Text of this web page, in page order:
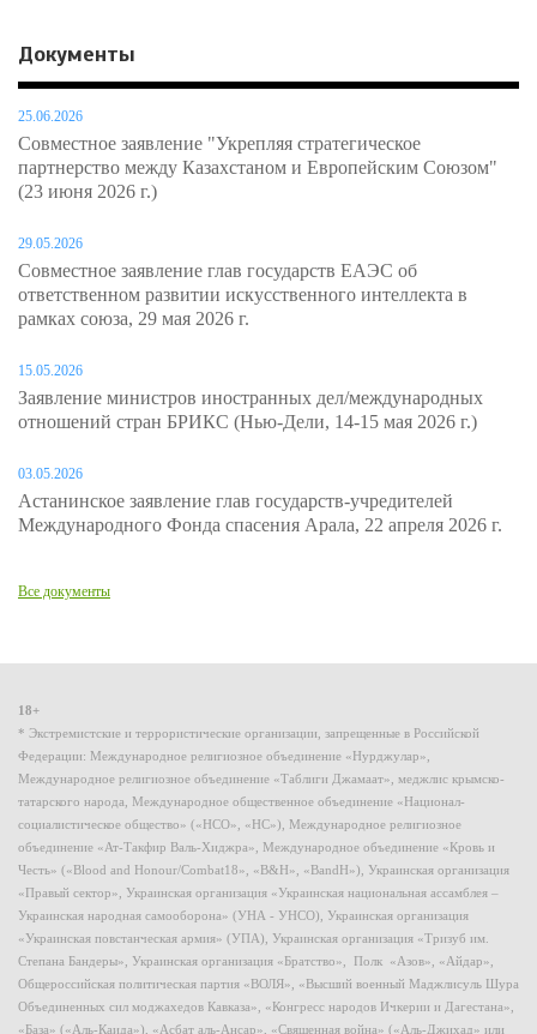
Документы
25.06.2026
Совместное заявление "Укрепляя стратегическое
партнерство между Казахстаном и Европейским Союзом"
(23 июня 2026 г.)
29.05.2026
Совместное заявление глав государств ЕАЭС об
ответственном развитии искусственного интеллекта в
рамках союза, 29 мая 2026 г.
15.05.2026
Заявление министров иностранных дел/международных
отношений стран БРИКС (Нью-Дели, 14-15 мая 2026 г.)
03.05.2026
Астанинское заявление глав государств-учредителей
Международного Фонда спасения Арала, 22 апреля 2026 г.
Все документы
18+
* Экстремистские и террористические организации, запрещенные в Российской
Федерации: Международное религиозное объединение «Нурджулар»,
Международное религиозное объединение «Таблиги Джамаат», меджлис крымско-
татарского народа, Международное общественное объединение «Национал-
социалистическое общество» («НСО», «НС»), Международное религиозное
объединение «Ат-Такфир Валь-Хиджра», Международное объединение «Кровь и
Честь» («Blood and Honour/Combat18», «B&H», «BandH»), Украинская организация
«Правый сектор», Украинская организация «Украинская национальная ассамблея –
Украинская народная самооборона» (УНА - УНСО), Украинская организация
«Украинская повстанческая армия» (УПА), Украинская организация «Тризуб им.
Степана Бандеры», Украинская организация «Братство», Полк «Азов», «Айдар»,
Общероссийская политическая партия «ВОЛЯ», «Высший военный Маджлисуль Шура
Объединенных сил моджахедов Кавказа», «Конгресс народов Ичкерии и Дагестана»,
«База» («Аль-Каида»), «Асбат аль-Ансар», «Священная война» («Аль-Джихад» или